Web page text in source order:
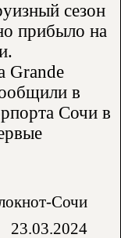
сезон
прибыло на
Grande
в
Сочи в
Сочи
23.03.2024